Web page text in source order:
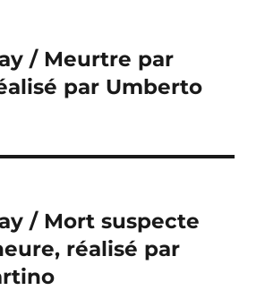
/ Meurtre par
par Umberto
/ Mort suspecte
réalisé par